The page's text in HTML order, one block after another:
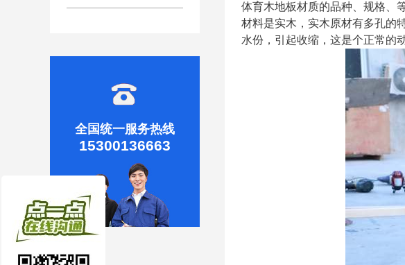
全国统一服务热线
15300136663
体育木地板材质的品种、规格、
材料是实木，实木原材有多孔的
水份，引起收缩，这是个正常的